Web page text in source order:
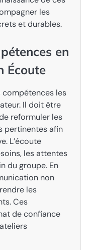
les
et durables.
en
Écoute
compétences les
Il doit être
reformuler les
pertinentes afin
L’écoute
les attentes
du groupe. En
non
les
Ces
de confiance